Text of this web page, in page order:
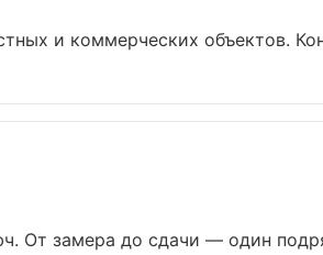
и коммерческих объектов.
От замера до сдачи — один